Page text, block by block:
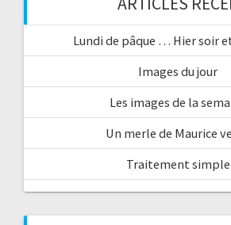
Lundi de pâque … Hier soir
Images du jour
Les images de la
Un merle de Maurice
Traitement simple